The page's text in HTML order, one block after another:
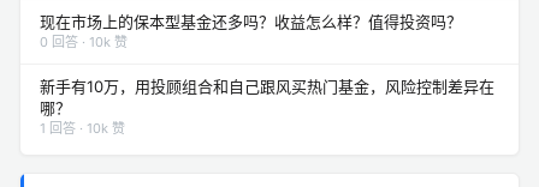
现在市场上的保本型基金还多吗？收益怎么样？值得投资吗？
0 回答 · 10k 赞
新手有10万，用投顾组合和自己跟风买热门基金，风险控制差异在
哪？
1 回答 · 10k 赞